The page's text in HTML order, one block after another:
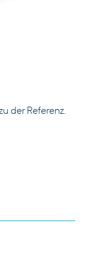
der Referenz.